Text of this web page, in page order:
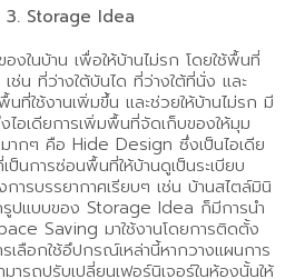
Storage Idea
งในบ้าน เพื่อให้บ้านไม่รก โดยใช้พื้นที่
ช่น ที่ว่างใต้บันได ที่ว่างใต้ที่นั่ง และ
นที่ใช้งานเพิ่มขึ้น และช่วยให้บ้านไม่รก มี
ไอเดียการเพิ่มพื้นที่จัดเก็บของให้มุม
ากๆ คือ Hide Design ซึ่งเป็นไอเดีย
นการซ่อนพื้นที่ให้บ้านดูเป็นระเบียบ
ารบรรยากาศเรียบๆ เช่น บ้านสไตล์มินิ
รูปแบบของ Storage Idea ก็มีการนำ
Saving มาใช้งานโดยการติดตั้ง
เลือกใช้อึปกรณ์เหล่านี้หากวางแผนการ
ารถปรับเปลี่ยนเฟอร์นิเจอร์ในห้องนั้นให้